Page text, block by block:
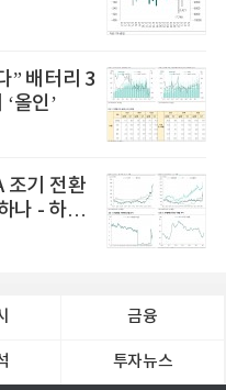
” 배터리 3
올인’
조기 전환
나 - 하나
금융
투자뉴스